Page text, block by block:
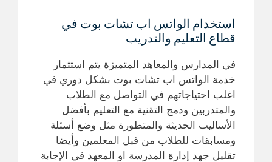
استخدام الواتس اب تشات بوت في
قطاع التعليم والتدريب
في المدارس والمعاهد المتميزة يتم استثمار
خدمة الواتس اب تشات بوت بشكل دوري في
اغلب احتياجاتهم في التواصل مع الطلاب
والمتدربين ودمج التقنية مع التعليم بأفضل
الأساليب الحديثة والمتطورة مثل وضع أسئلة
ومسابقات للطلاب من قبل المعلمين وأيضا
تقليل جهد إدارة المدرسة او المعهد في الإجابة